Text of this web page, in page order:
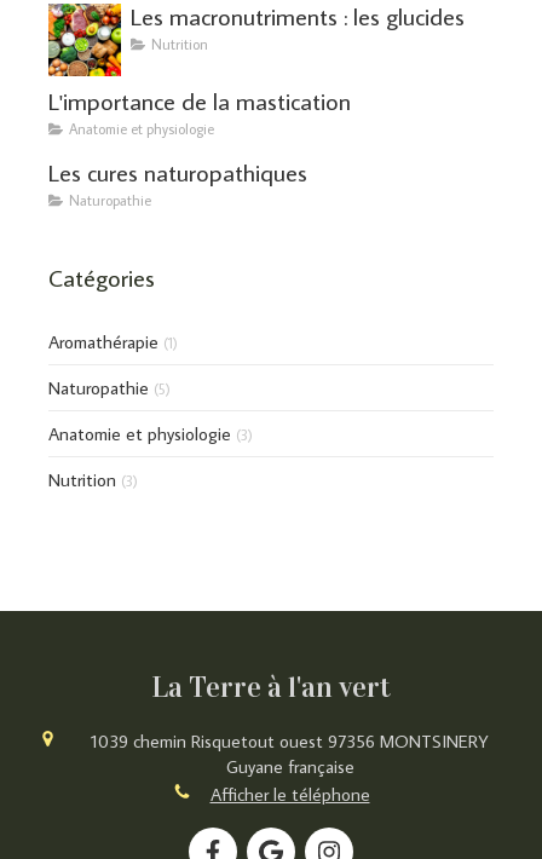
Les macronutriments : les glucides
Nutrition
L'importance de la mastication
Anatomie et physiologie
Les cures naturopathiques
Naturopathie
Catégories
Aromathérapie (1)
Naturopathie (5)
Anatomie et physiologie (3)
Nutrition (3)
La Terre à l'an vert
1039 chemin Risquetout ouest 97356 MONTSINERY
Guyane française
Afficher le téléphone